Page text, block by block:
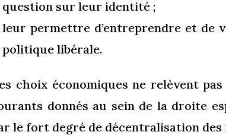
question sur leur identité ;
leur permettre d’entreprendre et
politique libérale.
choix économiques ne relèvent
donnés au sein de la droite
le fort degré de décentralisation